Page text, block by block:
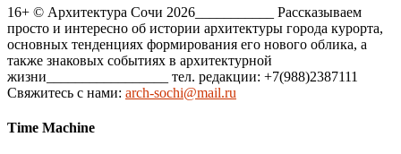
16+ © Архитектура Сочи 2026___________ Рассказываем
просто и интересно об истории архитектуры города курорта,
основных тенденциях формирования его нового облика, а
также знаковых событиях в архитектурной
жизни_________________ тел. редакции: +7(988)2387111
Свяжитесь с нами: arch-sochi@mail.ru
Time Machine